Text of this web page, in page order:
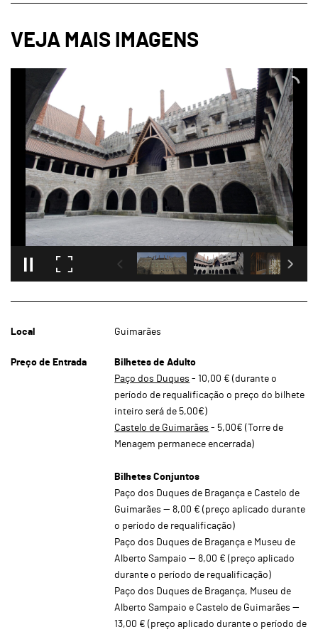
Local Guimarães
Preço de Entrada
Bilhetes de Adulto
Paço dos Duques - 10,00 € (durante o
período de requalificação o preço do bilhete
inteiro será de 5,00€)
Castelo de Guimarães - 5,00€ (Torre de
Menagem permanece encerrada)
Bilhetes Conjuntos
Paço dos Duques de Bragança e Castelo de
Guimarães — 8,00 € (preço aplicado durante
o período de requalificação)
Paço dos Duques de Bragança e Museu de
Alberto Sampaio — 8,00 € (preço aplicado
durante o período de requalificação)
Paço dos Duques de Bragança, Museu de
Alberto Sampaio e Castelo de Guimarães —
13,00 € (preço aplicado durante o período de